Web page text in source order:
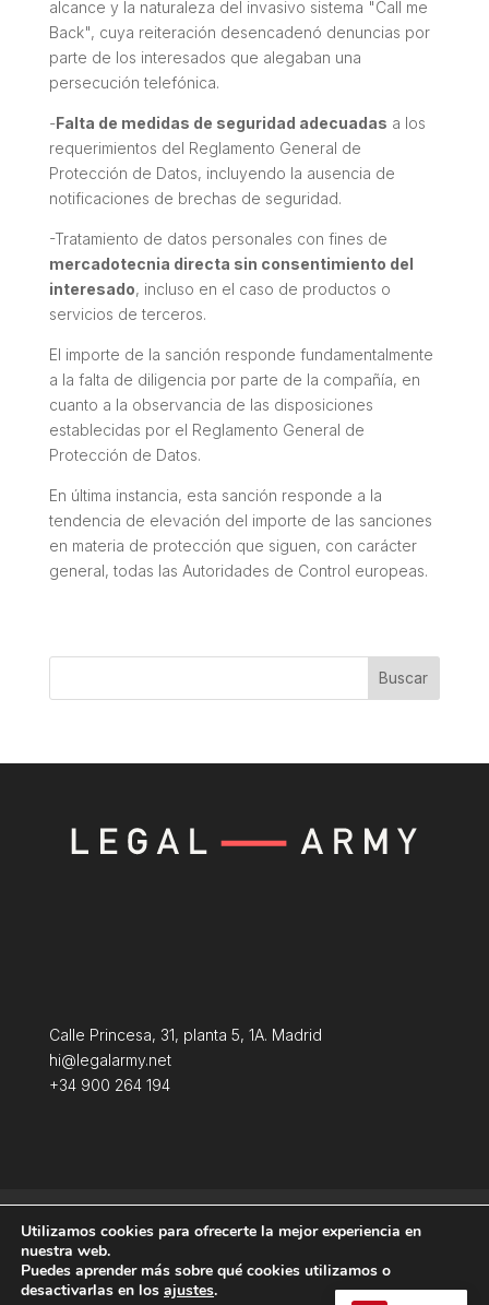
alcance y la naturaleza del invasivo sistema "Call me
Back", cuya reiteración desencadenó denuncias por
parte de los interesados que alegaban una
persecución telefónica.
-Falta de medidas de seguridad adecuadas a los
requerimientos del Reglamento General de
Protección de Datos, incluyendo la ausencia de
notificaciones de brechas de seguridad.
-Tratamiento de datos personales con fines de
mercadotecnia directa sin consentimiento del
interesado, incluso en el caso de productos o
servicios de terceros.
El importe de la sanción responde fundamentalmente
a la falta de diligencia por parte de la compañía, en
cuanto a la observancia de las disposiciones
establecidas por el Reglamento General de
Protección de Datos.
En última instancia, esta sanción responde a la
tendencia de elevación del importe de las sanciones
en materia de protección que siguen, con carácter
general, todas las Autoridades de Control europeas.
Buscar
Calle Princesa, 31, planta 5, 1A. Madrid
hi@legalarmy.net
+34 900 264 194
Terminos y condiciones
Política de Cookies
Utilizamos cookies para ofrecerte la mejor experiencia en
nuestra web.
Puedes aprender más sobre qué cookies utilizamos o
desactivarlas en los ajustes.